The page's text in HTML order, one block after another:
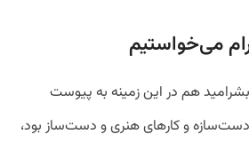
می‌خواستیم
هم در این زمینه به پیوست
و کارهای هنری و دست‌ساز بود،